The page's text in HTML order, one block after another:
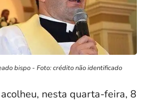
bispo - Foto: crédito não identificado
nesta quarta-feira, 8